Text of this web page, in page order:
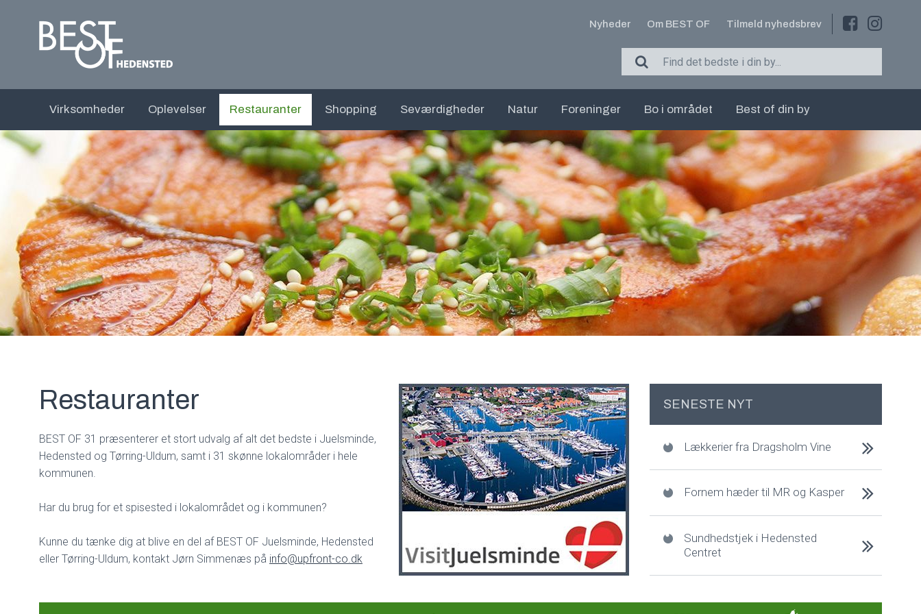
Nyheder Om BEST OF Tilmeld nyhedsbrev
Virksomheder Oplevelser Restauranter Shopping Seværdigheder Natur Foreninger Bo i området Best of din by
Restauranter
BEST OF 31 præsenterer et stort udvalg af alt det bedste i Juelsminde,
Hedensted og Tørring-Uldum, samt i 31 skønne lokalområder i hele
kommunen.
Har du brug for et spisested i lokalområdet og i kommunen?
Kunne du tænke dig at blive en del af BEST OF Juelsminde, Hedensted
eller Tørring-Uldum, kontakt Jørn Simmenæs på info@upfront-co.dk
SENESTE NYT
Lækkerier fra Dragsholm Vine
Fornem hæder til MR og Kasper
Sundhedstjek i Hedensted
Centret